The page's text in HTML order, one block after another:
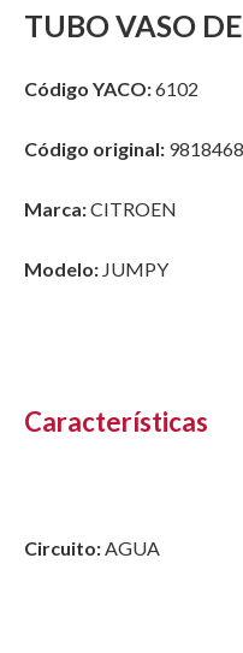
TUBO VASO
Código YACO:6102
Código original:
Marca:CITROEN
Modelo: JUMPY
Características
Circuito:AGUA